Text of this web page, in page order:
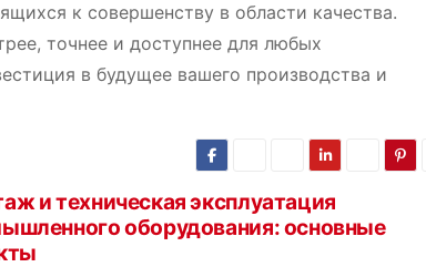
к совершенству в области качества.
точнее и доступнее для любых
в будущее вашего производства и
и техническая эксплуатация
оборудования: основные